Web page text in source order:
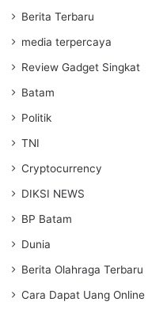
Berita Terbaru
media terpercaya
Review Gadget Singkat
Batam
Politik
TNI
Cryptocurrency
DIKSI NEWS
BP Batam
Dunia
Berita Olahraga Terbaru
Cara Dapat Uang Online